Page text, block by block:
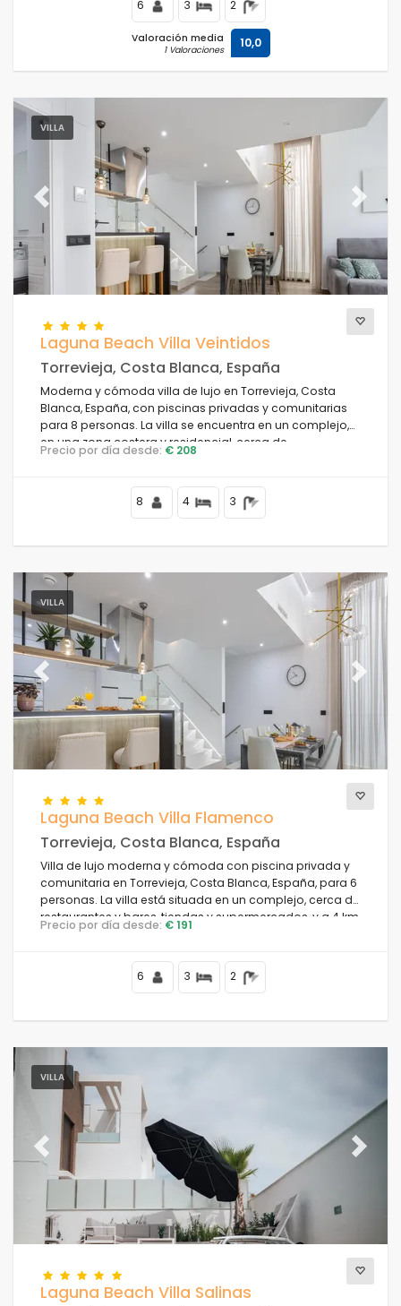
Confort
Servicios
Vistas
Categorías adicionales
6 3 2
Valoración media
1 Valoraciones 10,0
VILLA
Previous Next
Laguna Beach Villa Veintidos
Torrevieja, Costa Blanca, España
Moderna y cómoda villa de lujo en Torrevieja, Costa
Blanca, España, con piscinas privadas y comunitarias
para 8 personas. La villa se encuentra en un complejo,
en una zona costera y residencial, cerca de
restaurantes y bares, tiendas y supermercados, y a 4 km
Precio por día desde: € 208
8 4 3
VILLA
Previous Next
Laguna Beach Villa Flamenco
Torrevieja, Costa Blanca, España
Villa de lujo moderna y cómoda con piscina privada y
comunitaria en Torrevieja, Costa Blanca, España, para 6
personas. La villa está situada en un complejo, cerca de
restaurantes y bares, tiendas y supermercados, y a 4 km
de la playa.
Precio por día desde: € 191
6 3 2
VILLA
Previous Next
Laguna Beach Villa Salinas